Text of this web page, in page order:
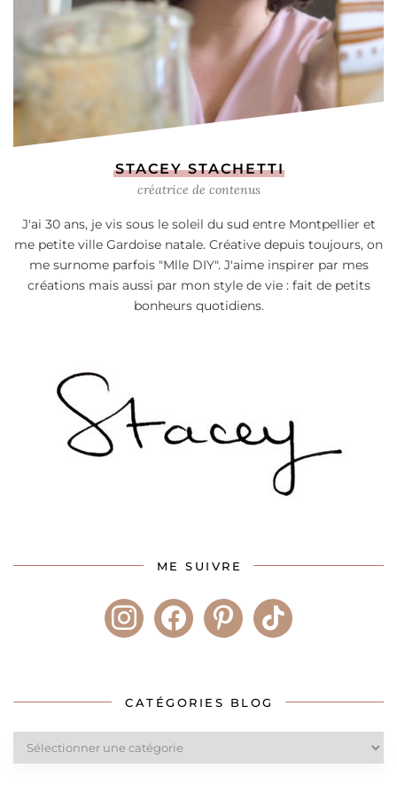
STACEY STACHETTI
créatrice de contenus
J'ai 30 ans, je vis sous le soleil du sud entre Montpellier et
me petite ville Gardoise natale. Créative depuis toujours, on
me surnome parfois "Mlle DIY". J'aime inspirer par mes
créations mais aussi par mon style de vie : fait de petits
bonheurs quotidiens.
ME SUIVRE
instagramfacebookpinteresttiktok
CATÉGORIES BLOG
blog